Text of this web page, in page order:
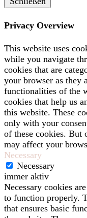
Privacy Overview
This website uses
while you navigate
cookies that are
your browser as they
functionalities of the
cookies that help us
this website. These
only with your
of these cookies. But
may affect your
Necessary
Necessary
immer aktiv
Necessary cookies
to function properly.
that ensures basic